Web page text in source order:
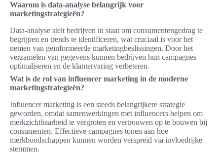
Waarom is data-analyse belangrijk voor
marketingstrategieën?
Data-analyse stelt bedrijven in staat om consumentengedrag te
begrijpen en trends te identificeren, wat cruciaal is voor het
nemen van geïnformeerde marketingbeslissingen. Door het
verzamelen van gegevens kunnen bedrijven hun campagnes
optimaliseren en de klantervaring verbeteren.
Wat is de rol van influencer marketing in de moderne
marketingstrategieën?
Influencer marketing is een steeds belangrijkere strategie
geworden, omdat samenwerkingen met influencers helpen om
merkzichtbaarheid te vergroten en vertrouwen op te bouwen bij
consumenten. Effectieve campagnes tonen aan hoe
merkboodschappen kunnen worden verspreid via invloedrijke
stemmen.